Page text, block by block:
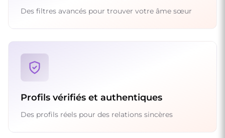
Des filtres avancés pour trouver votre âme sœur
Profils vérifiés et authentiques
Des profils réels pour des relations sincères